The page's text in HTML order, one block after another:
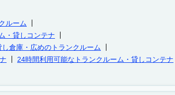
ルーム
・貸しコンテナ
し倉庫・広めのトランクルーム
24時間利用可能なトランクルーム・貸しコンテナ